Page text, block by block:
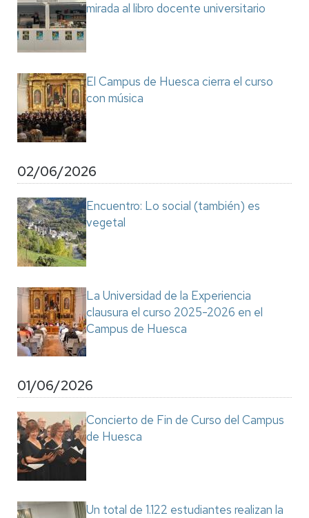
mirada al libro docente universitario
El Campus de Huesca cierra el curso
con música
02/06/2026
Encuentro: Lo social (también) es
vegetal
La Universidad de la Experiencia
clausura el curso 2025-2026 en el
Campus de Huesca
01/06/2026
Concierto de Fin de Curso del Campus
de Huesca
Un total de 1.122 estudiantes realizan la